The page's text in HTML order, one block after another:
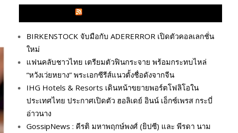
BIRKENSTOCK จับมือกับ ADERERROR เปิดตัวคอลเลกชั่น
ใหม่
แฟนคลับชาวไทย เตรียมตัวฟินกระจาย พร้อมกระทบไหล่
“หวังเว่ยหยาง” พระเอกซีรีส์แนวตั้งชื่อดังจากจีน
IHG Hotels & Resorts เดินหน้าขยายพอร์ตโฟลิโอใน
ประเทศไทย ประกาศเปิดตัว ฮอลิเดย์ อินน์ เอ็กซ์เพรส กระบี่
อ่าวนาง
GossipNews : คีรติ มหาพฤกษ์พงศ์ (ยิปซี) และ พีรดา นาม